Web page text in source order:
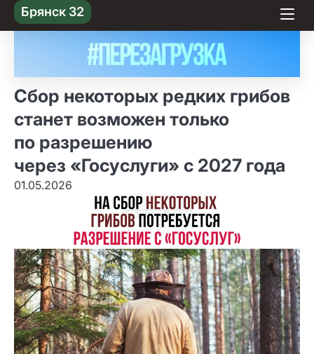
Skip
to content
Брянск 32
Сбор некоторых редких грибов
станет возможен только
по разрешению
через «Госуслуги» с 2027 года
01.05.2026